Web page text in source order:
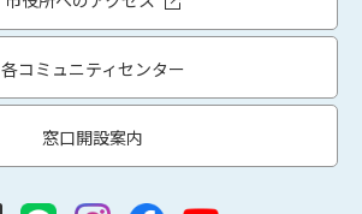
各コミュニティセンター
窓口開設案内